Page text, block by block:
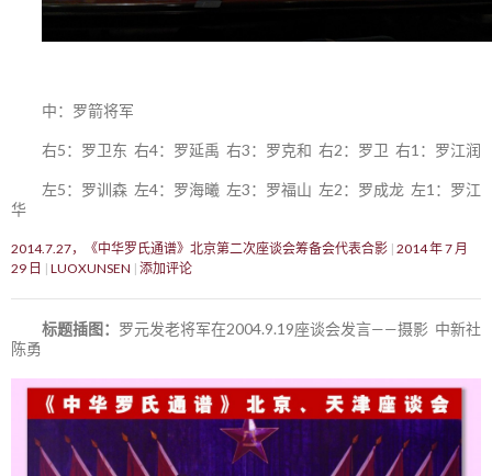
中：罗箭将军
右5：罗卫东 右4：罗延禹 右3：罗克和 右2：罗卫 右1：罗江润
左5：罗训森 左4：罗海曦 左3：罗福山 左2：罗成龙 左1：罗江
华
2014.7.27，《中华罗氏通谱》北京第二次座谈会筹备会代表合影 2014 年 7 月
29 日
LUOXUNSEN 添加评论
标题插图： 罗元发老将军在2004.9.19座谈会发言——摄影 中新社
陈勇